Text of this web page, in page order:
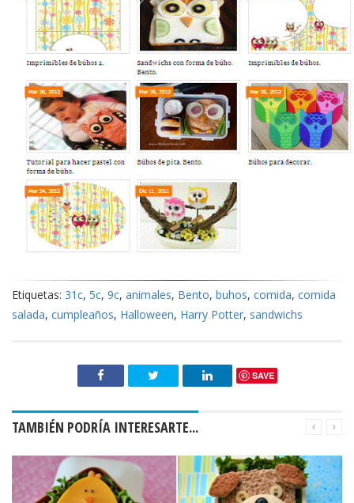
Etiquetas: 31c, 5c, 9c, animales, Bento, buhos, comida, comida
salada, cumpleaños, Halloween, Harry Potter, sandwichs
SAVE
TAMBIÉN PODRÍA INTERESARTE...